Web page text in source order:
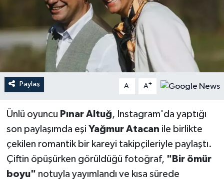
Paylaş A- A+
Ünlü oyuncu Pınar Altuğ, Instagram'da yaptığı
son paylaşımda eşi Yağmur Atacan ile birlikte
çekilen romantik bir kareyi takipçileriyle paylaştı.
Çiftin öpüşürken görüldüğü fotoğraf, "Bir ömür
boyu" notuyla yayımlandı ve kısa sürede